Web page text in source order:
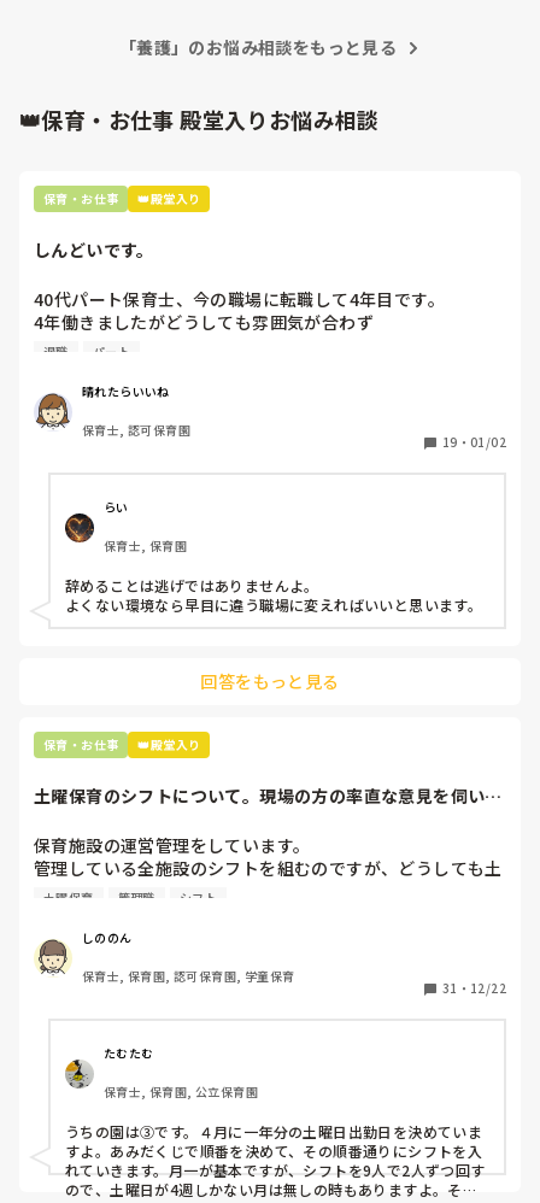
ゃんが一番恐れている、D先生がやってきたことで、バレ
のエピソードにモヤモヤが残ったままなのです。
から、本当に離れるの？と聞いてきたのか
2つ　Bちゃんはただ、かまってほしかったのか、それとも
何か他に理由があるのか。
3つ　Bちゃんは怒られたあとや、私の対応にどんな気持ち
だったのか、
す。長文ですがよろしくお願いします。
ですか？保育の中では普通に口に入れるものなのでしょう
もし、腹痛やアレルギー反応が起きたらと思うと恐ろしいで
す。
みなさんの意見を聞いてみたいです。
た自然との関わりが保育者の中でも意図してあると、より有意
ギーがでることもあり、安全面への配慮は、子どもの生命を預
かっている以上、責任があります。ただ、だからといって何で
子どもたちが出合い学ぶ場となるようにしていくのか、話し合
っていくことも必要だと思います😌
としていろいろな考え、やり方がたくさんの視野で話し合えれ
ば、安全面にも配慮しつつ園としての魅力がアップしていくと
「養護」のお悩み相談をもっと見る
👑保育・お仕事 殿堂入りお悩み相談
保育・お仕事 👑殿堂入り
しんどいです。
40代パート保育士、今の職場に転職して4年目です。
4年働きましたがどうしても雰囲気が合わず
退職しようと思っています。
周りの職員は、勤続10年以上から何十年という先生がほとん
どです。
保護者子どもの愚痴悪口が多く、
今で言う不適切保育も
仕方ないよね
もう何も言わずに
子どもの言いなりになればいいんだね
などいう意見で…
上の先生に相談することは難しそうです。
最後の職場にしようと思っていましたが
辞めることは逃げ、と、過去辞めた人も何年も言われ続けて
います
退職 パート
晴れたらいいね
保育士, 認可保育園
19 ・ 01/02
らい
保育士, 保育園
辞めることは逃げではありませんよ。
よくない環境なら早目に違う職場に変えればいいと思います。
回答をもっと見る
保育・お仕事 👑殿堂入り
土曜保育のシフトについて。現場の方の率直な意見を伺いた
保育施設の運営管理をしています。
管理している全施設のシフトを組むのですが、どうしても土
曜保育だけは入れる方が少なく、いつも苦労しています。
て入職しているはずですが、いざ勤務が始まると一日も土曜
出勤が出来ない方ばかりです。
①土曜日の希望休は2日まで、と制限をかける
②毎月、必ず土曜保育に入ることのできる日を1日だけピッ
クアップしてもらう
③仮シフトが出た時、土曜出勤が難しければ自身で代わりの
人を交渉して見つけてもらう
上記のいずれかの対策を取り入れることを考えています。
土曜保育 管理職 シフト
しののん
保育士, 保育園, 認可保育園, 学童保育
31 ・ 12/22
たむたむ
保育士, 保育園, 公立保育園
うちの園は③です。４月に一年分の土曜日出勤日を決めていま
すよ。あみだくじで順番を決めて、その順番通りにシフトを入
れていきます。月一が基本ですが、シフトを9人で2人ずつ回す
ので、土曜日が4週しかない月は無しの時もありますよ。その